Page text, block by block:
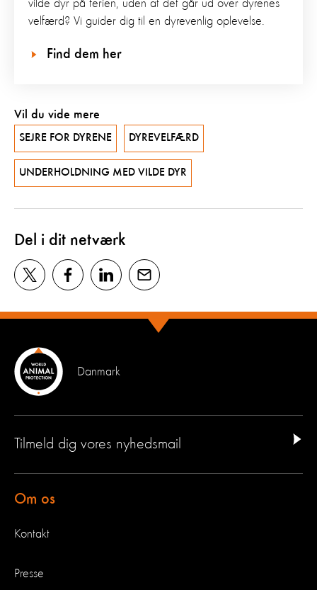
vilde dyr på ferien, uden at det går ud over dyrenes
velfærd? Vi guider dig til en dyrevenlig oplevelse.
Find dem her
Vil du vide mere
SEJRE FOR DYRENE DYREVELFÆRD
UNDERHOLDNING MED VILDE DYR
Del i dit netværk
Danmark
Tilmeld dig vores nyhedsmail
Om os
Kontakt
Presse